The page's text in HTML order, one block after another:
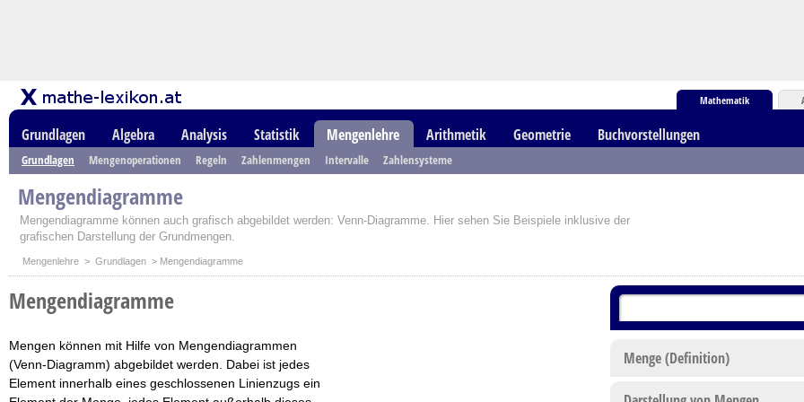
Mathematik
Grundlagen Algebra Analysis Statistik Mengenlehre Arithmetik Geometrie Buchvorstellungen
Grundlagen Mengenoperationen Regeln Zahlenmengen Intervalle Zahlensysteme
Mengendiagramme
Mengendiagramme können auch grafisch abgebildet werden: Venn-Diagramme. Hier sehen Sie Beispiele inklusive der
grafischen Darstellung der Grundmengen.
Mengenlehre > Grundlagen > Mengendiagramme
Mengendiagramme
Mengen können mit Hilfe von Mengendiagrammen
(Venn-Diagramm) abgebildet werden. Dabei ist jedes
Element innerhalb eines geschlossenen Linienzugs ein
Menge (Definition)